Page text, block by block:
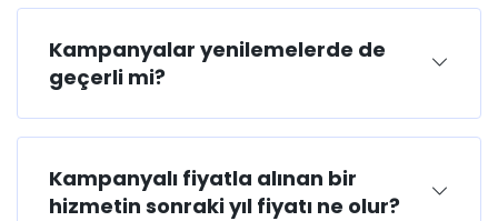
Kampanyalar yenilemelerde de
geçerli mi?
Kampanyalı fiyatla alınan bir
hizmetin sonraki yıl fiyatı ne olur?